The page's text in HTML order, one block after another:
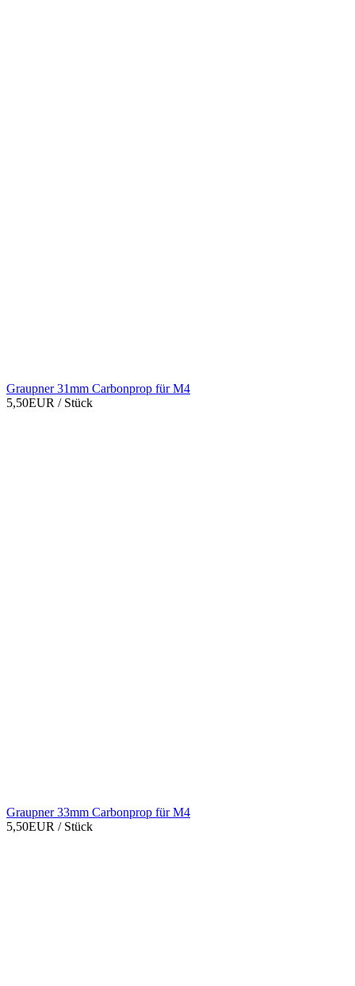
Graupner 31mm Carbonprop für M4
5,50EUR / Stück
Graupner 33mm Carbonprop für M4
5,50EUR / Stück